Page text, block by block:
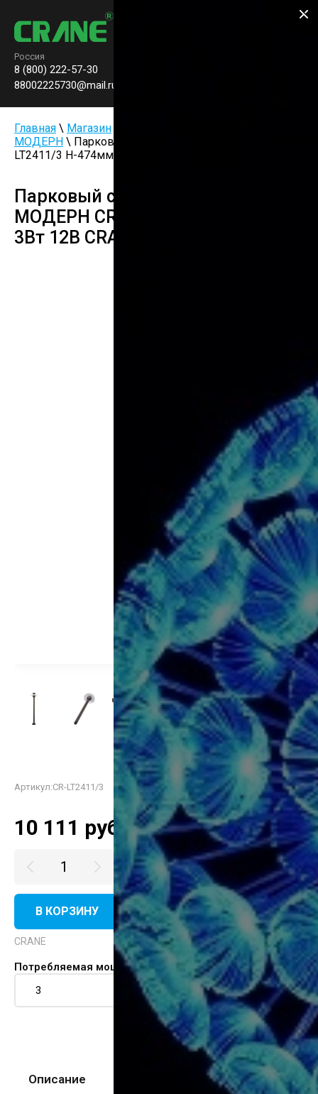
Россия
8 (800) 222-57-30
88002225730@mail.ru
Главная \ Магазин
МОДЕРН \ Парковый столбик серии МОДЕРН CR-
LT2411/3 H-474мм 3Вт 12В CRANE
Парковый столбик серии
МОДЕРН CR-LT2411/3 H-474мм
3Вт 12В CRANE
Артикул:CR-LT2411/3
10 111 руб.
В КОРЗИНУ КУПИТЬ В ОДИН КЛИК
CRANE
Потребляемая мощность (Вт).
Описание